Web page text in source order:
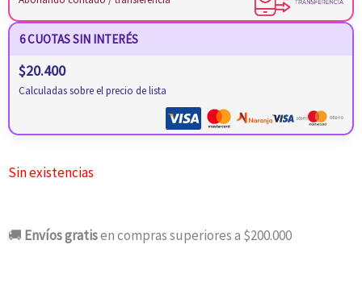
6 CUOTAS SIN INTERÉS
$20.400
Calculadas sobre el precio de lista
Sin existencias
🚚 Envíos gratisen compras superiores a $200.000